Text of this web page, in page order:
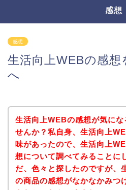
感想
感想
生活向上WEBの感想
へ
生活向上WEBの感想が気にな
せんか？私自身、生活向上
味があったので、生活向上
想について調べてみることに
だ、色々と探したのですが、
の商品の感想がなかなかみつ